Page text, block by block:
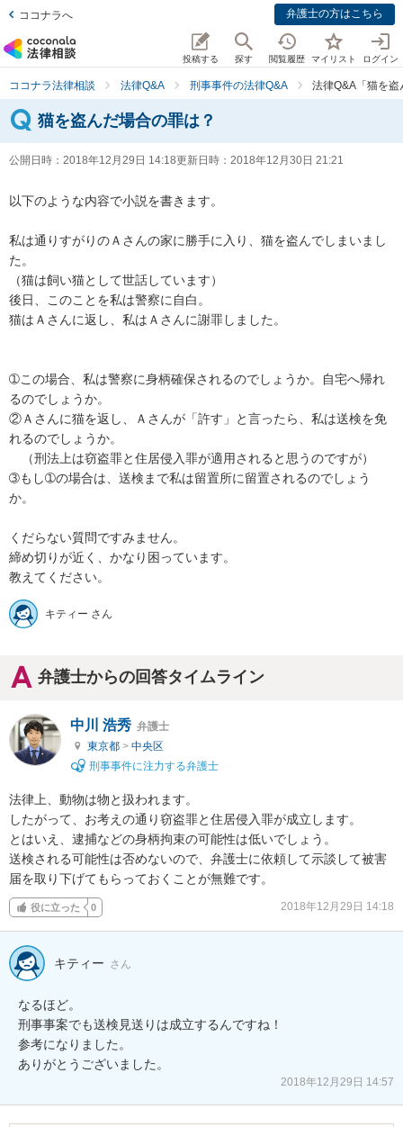
ココナラへ 弁護士の方はこちら
投稿する 探す 閲覧履歴 マイリスト ログイン
ココナラ法律相談 法律Q&A 刑事事件の法律Q&A 法律Q&A「猫を
猫を盗んだ場合の罪は？
公開日時： 2018年12月29日 14:18更新日時： 2018年12月30日 21:21
以下のような内容で小説を書きます。
私は通りすがりのＡさんの家に勝手に入り、猫を盗んでしまいまし
た。
（猫は飼い猫として世話しています）
後日、このことを私は警察に自白。
猫はＡさんに返し、私はＡさんに謝罪しました。
➀この場合、私は警察に身柄確保されるのでしょうか。自宅へ帰れ
るのでしょうか。
②Ａさんに猫を返し、Ａさんが「許す」と言ったら、私は送検を免
れるのでしょうか。
（刑法上は窃盗罪と住居侵入罪が適用されると思うのですが）
➂もし➀の場合は、送検まで私は留置所に留置されるのでしょう
か。
くだらない質問ですみません。
締め切りが近く、かなり困っています。
キティー さん
弁護士からの回答タイムライン
中川 浩秀 弁護士
東京都 > 中央区
刑事事件に注力する弁護士
法律上、動物は物と扱われます。
したがって、お考えの通り窃盗罪と住居侵入罪が成立します。
とはいえ、逮捕などの身柄拘束の可能性は低いでしょう。
送検される可能性は否めないので、弁護士に依頼して示談して被害
届を取り下げてもらっておくことが無難です。
役に立った 0 2018年12月29日 14:18
キティー さん
なるほど。
刑事事案でも送検見送りは成立するんですね！
参考になりました。
ありがとうございました。
2018年12月29日 14:57